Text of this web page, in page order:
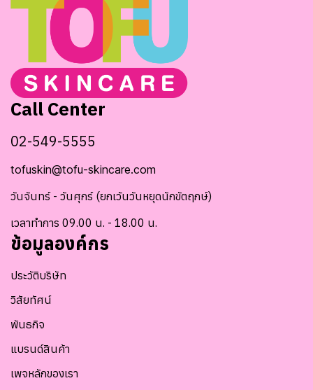
Call Center
02-549-5555
tofuskin@tofu-skincare.com
วันจันทร์ - วันศุกร์ (ยกเว้นวันหยุดนักขัตฤกษ์)
เวลาทำการ 09.00 น. - 18.00 น.
ข้อมูลองค์กร
ประวัติบริษัท
วิสัยทัศน์
พันธกิจ
แบรนด์สินค้า
เพจหลักของเรา